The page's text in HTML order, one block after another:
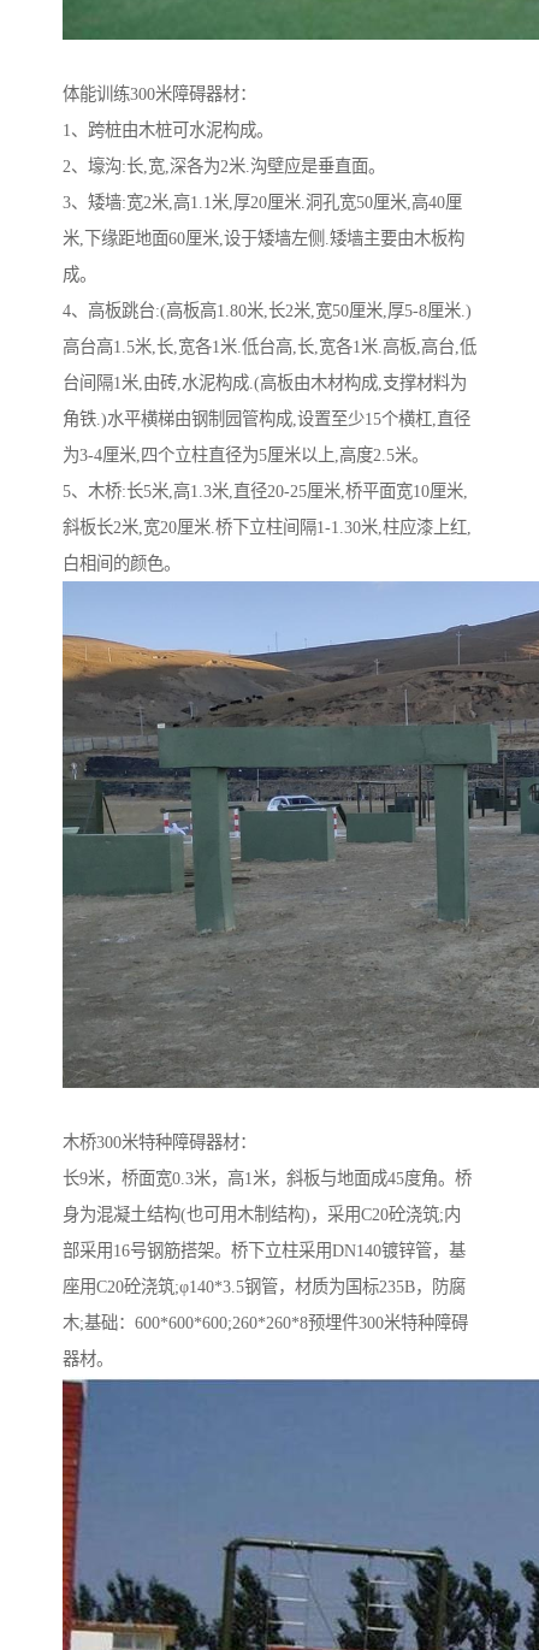
体能训练300米障碍器材：
1、跨桩由木桩可水泥构成。
2、壕沟:长,宽,深各为2米.沟壁应是垂直面。
3、矮墙:宽2米,高1.1米,厚20厘米.洞孔宽50厘米,高40厘
米,下缘距地面60厘米,设于矮墙左侧.矮墙主要由木板构
成。
4、高板跳台:(高板高1.80米,长2米,宽50厘米,厚5-8厘米.)
高台高1.5米,长,宽各1米.低台高,长,宽各1米.高板,高台,低
台间隔1米,由砖,水泥构成.(高板由木材构成,支撑材料为
角铁.)水平横梯由钢制园管构成,设置至少15个横杠,直径
为3-4厘米,四个立柱直径为5厘米以上,高度2.5米。
5、木桥:长5米,高1.3米,直径20-25厘米,桥平面宽10厘米,
斜板长2米,宽20厘米.桥下立柱间隔1-1.30米,柱应漆上红,
白相间的颜色。
木桥300米特种障碍器材：
长9米，桥面宽0.3米，高1米，斜板与地面成45度角。桥
身为混凝土结构(也可用木制结构)，采用C20砼浇筑;内
部采用16号钢筋搭架。桥下立柱采用DN140镀锌管，基
座用C20砼浇筑;φ140*3.5钢管，材质为国标235B，防腐
木;基础：600*600*600;260*260*8预埋件300米特种障碍
器材。